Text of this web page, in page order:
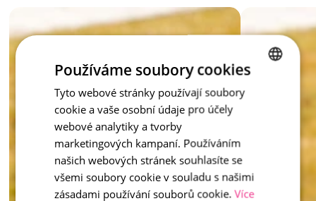
Tento mobiliář nejen slouží, ale také dotváří atmosféru –
zkrátka praktické a krásné řešení pro moderní veřejný prostor
i soukromou zahradu.
inspirace - Vymývaný kámen
CZECH
Používáme soubory cookies
Tyto webové stránky používají soubory
cookie a vaše osobní údaje pro účely
webové analytiky a tvorby
marketingových kampaní. Používáním
našich webových stránek souhlasíte se
všemi soubory cookie v souladu s našimi
zásadami používání souborů cookie. Více